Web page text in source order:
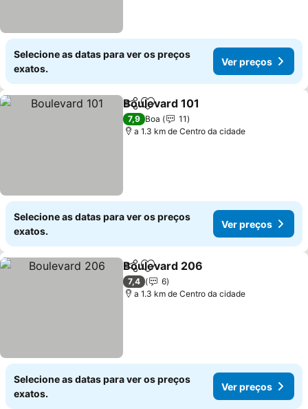
Selecione as datas para ver os preços
exatos.
Ver preços
PartilharAdicionar aos favoritos
Boulevard 101
7,9 Boa
11
a 1.3 km de Centro da cidade
Selecione as datas para ver os preços
exatos.
Ver preços
PartilharAdicionar aos favoritos
Boulevard 206
7,4
6
a 1.3 km de Centro da cidade
Selecione as datas para ver os preços
exatos.
Ver preços